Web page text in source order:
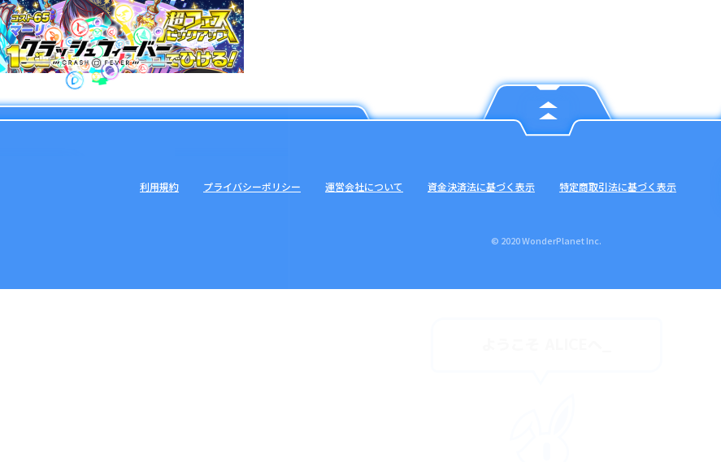
利用規約 プライバシーポリシー 運営会社について 資金決済法に基づく表示 特定商取引法に基づく表示
© 2020 WonderPlanet Inc.